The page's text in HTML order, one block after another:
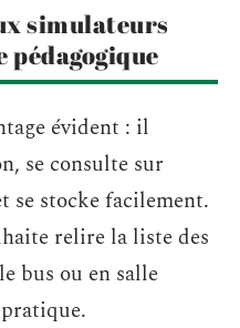
simulateurs
évident : il
se consulte sur
se stocke facilement.
relire la liste des
bus ou en salle